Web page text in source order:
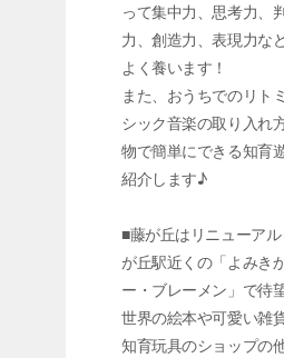
って集中力、思考力、
力、創造力、表現力な
よく養います！
また、おうちでのリト
シック音楽の取り入れ
物で簡単にできる知育
紹介します♪
■藤が丘はリニューア
が丘駅近くの「よみき
ー・ブレーメン」で待
世界の絵本や可愛い雑
知育玩具のショップの